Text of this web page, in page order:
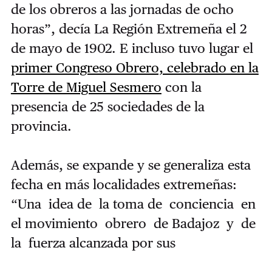
de los obreros a las jornadas de ocho
horas”, decía La Región Extremeña el 2
de mayo de 1902. E incluso tuvo lugar el
primer Congreso Obrero, celebrado en la
Torre de Miguel Sesmero con la
presencia de 25 sociedades de la
provincia.
Además, se expande y se generaliza esta
fecha en más localidades extremeñas:
“Una idea de la toma de conciencia en
el movimiento obrero de Badajoz y de
la fuerza alcanzada por sus